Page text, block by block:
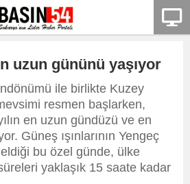
uzun gününü yaşıyor
ile birlikte Kuzey
resmen başlarken,
en uzun gündüzü ve en
Güneş ışınlarının Yengeç
bu özel günde, ülke
yaklaşık 15 saate kadar